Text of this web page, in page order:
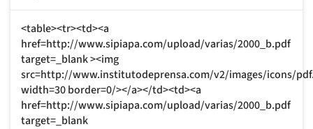
<table><tr><td><a
href=http://www.sipiapa.com/upload/varias/2000_b.pdf
target=_blank ><img
src=http://www.institutodeprensa.com/v2/images/icons/
width=30 border=0/></a></td><td><a
href=http://www.sipiapa.com/upload/varias/2000_b.pdf
target=_blank